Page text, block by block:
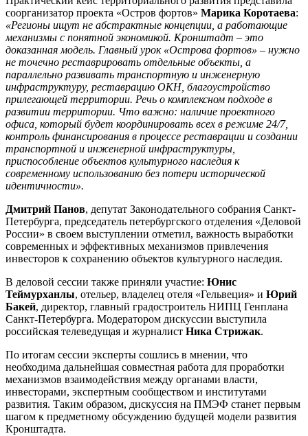
соорганизатор проекта «Остров фортов» Марика Коротаева:
«Регионы ищут не абстрактные концепции, а работающие
механизмы с понятной экономикой. Кронштадт – это
доказанная модель. Главный урок «Острова фортов» – нужно
не точечно реставрировать отдельные объекты, а
параллельно развивать транспортную и инженерную
инфраструктуру, реставрацию ОКН, благоустройство
прилегающей территории. Речь о комплексном подходе в
развитии территории. Что важно: наличие проектного
офиса, который будет координировать всех в режиме 24/7,
контроль финансирования в процессе реставрации и создании
транспортной и инженерной инфраструктуры,
приспособление объектов культурного наследия к
современному использованию без потери исторической
идентичности».
Дмитрий Панов, депутат Законодательного собрания Санкт-
Петербурга, председатель петербургского отделения «Деловой
России» в своем выступлении отметил, важность выработки
современных и эффективных механизмов привлечения
инвесторов к сохранению объектов культурного наследия.
В деловой сессии также приняли участие: Юнис
Теймурханлы, отельер, владелец отеля «Гельвеция» и Юрий
Бакей, директор, главный градостроитель НИПЦ Генплана
Санкт-Петербурга. Модератором дискуссии выступила
российская телеведущая и журналист Ника Стрижак.
По итогам сессии эксперты сошлись в мнении, что
необходима дальнейшая совместная работа для проработки
механизмов взаимодействия между органами власти,
инвесторами, экспертным сообществом и институтами
развития. Таким образом, дискуссия на ПМЭФ станет первым
шагом к предметному обсуждению будущей модели развития
Кронштадта.